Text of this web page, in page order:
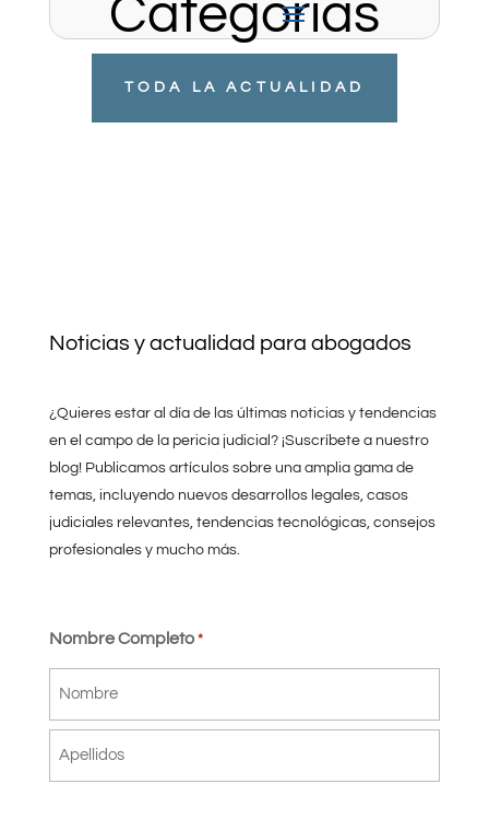
Categorias
TODA LA ACTUALIDAD
Noticias y actualidad para abogados
¿Quieres estar al día de las últimas noticias y tendencias
en el campo de la pericia judicial? ¡Suscríbete a nuestro
blog! Publicamos artículos sobre una amplia gama de
temas, incluyendo nuevos desarrollos legales, casos
judiciales relevantes, tendencias tecnológicas, consejos
profesionales y mucho más.
Nombre Completo *
Nombre